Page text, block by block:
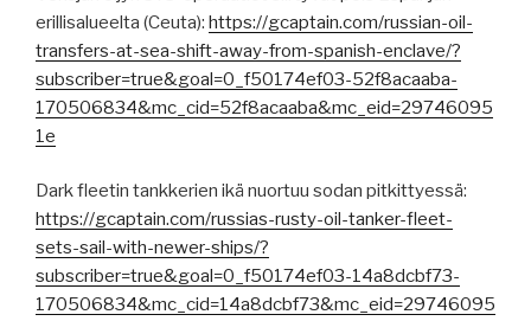
erillisalueelta (Ceuta): https://gcaptain.com/russian-oil-
transfers-at-sea-shift-away-from-spanish-enclave/?
subscriber=true&goal=0_f50174ef03-52f8acaaba-
170506834&mc_cid=52f8acaaba&mc_eid=29746095
1e
Dark fleetin tankkerien ikä nuortuu sodan pitkittyessä:
https://gcaptain.com/russias-rusty-oil-tanker-fleet-
sets-sail-with-newer-ships/?
subscriber=true&goal=0_f50174ef03-14a8dcbf73-
170506834&mc_cid=14a8dcbf73&mc_eid=29746095